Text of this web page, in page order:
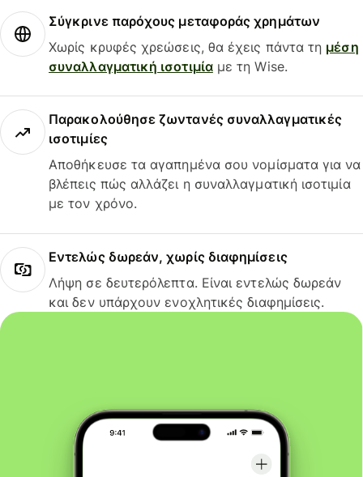
Σύγκρινε παρόχους μεταφοράς χρημάτων
Χωρίς κρυφές χρεώσεις, θα έχεις πάντα τη μέση
συναλλαγματική ισοτιμίαμε τη Wise.
Παρακολούθησε ζωντανές συναλλαγματικές
ισοτιμίες
Αποθήκευσε τα αγαπημένα σου νομίσματα για να
βλέπεις πώς αλλάζει η συναλλαγματική ισοτιμία
με τον χρόνο.
Εντελώς δωρεάν, χωρίς διαφημίσεις
Λήψη σε δευτερόλεπτα. Είναι εντελώς δωρεάν
και δεν υπάρχουν ενοχλητικές διαφημίσεις.